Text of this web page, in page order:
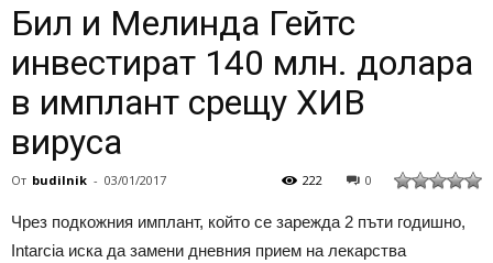
Бил и Мелинда Гейтс
инвестират 140 млн. долара
в имплант срещу ХИВ
вируса
От budilnik - 03/01/2017 0
222
Чрез подкожния имплант, който се зарежда 2 пъти годишно,
Intarcia иска да замени дневния прием на лекарства